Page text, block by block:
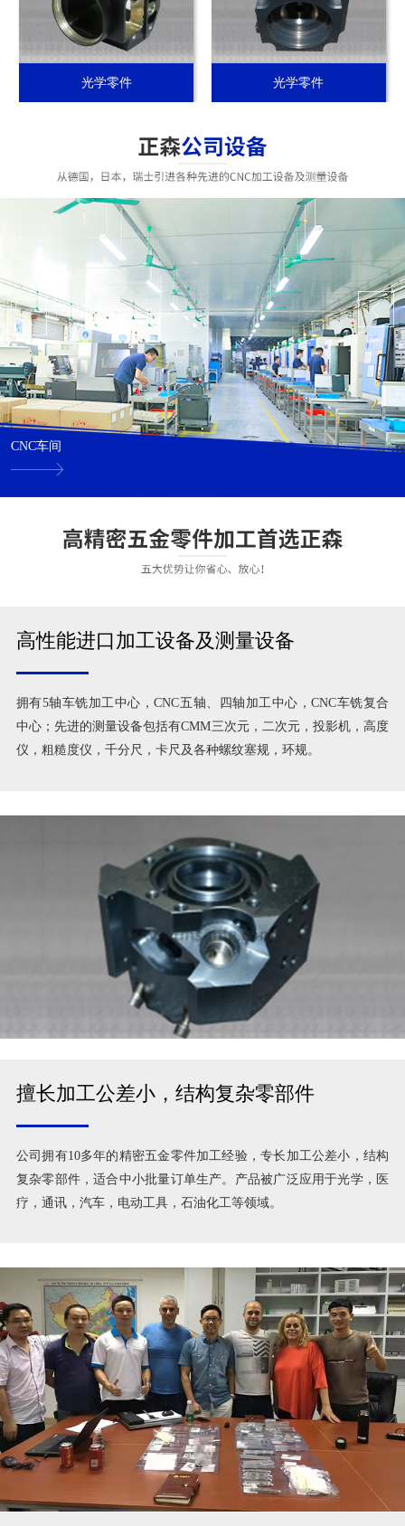
光学零件 光学零件
CNC车间
高性能进口加工设备及测量设备
拥有5轴车铣加工中心，CNC五轴、四轴加工中心，CNC车铣复合
中心；先进的测量设备包括有CMM三次元，二次元，投影机，高度
仪，粗糙度仪，千分尺，卡尺及各种螺纹塞规，环规。
擅长加工公差小，结构复杂零部件
公司拥有10多年的精密五金零件加工经验，专长加工公差小，结构
复杂零部件，适合中小批量订单生产。产品被广泛应用于光学，医
疗，通讯，汽车，电动工具，石油化工等领域。